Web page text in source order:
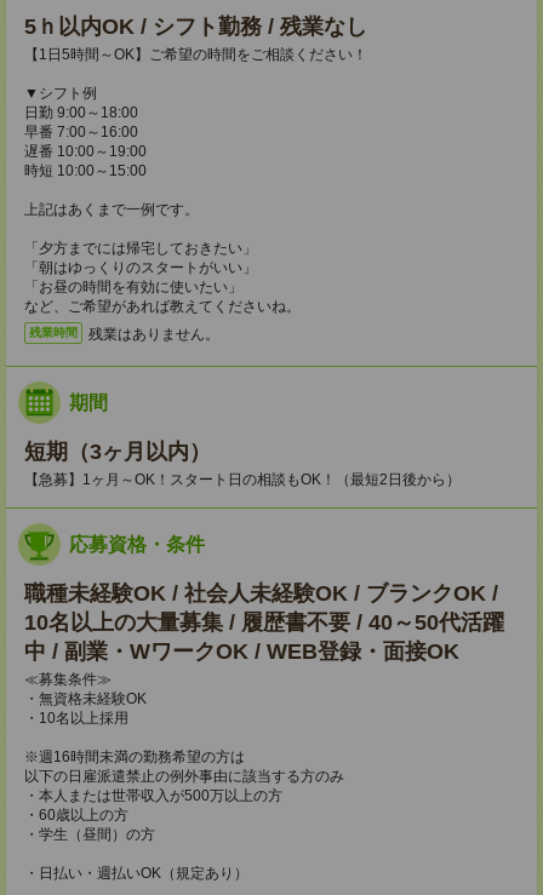
5ｈ以内OK / シフト勤務 / 残業なし
【1日5時間～OK】ご希望の時間をご相談ください！
▼シフト例
日勤 9:00～18:00
早番 7:00～16:00
遅番 10:00～19:00
時短 10:00～15:00
上記はあくまで一例です。
「夕方までには帰宅しておきたい」
「朝はゆっくりのスタートがいい」
「お昼の時間を有効に使いたい」
など、ご希望があれば教えてくださいね。
残業時間 残業はありません。
期間
短期（3ヶ月以内）
【急募】1ヶ月～OK！スタート日の相談もOK！（最短2日後から）
応募資格・条件
職種未経験OK / 社会人未経験OK / ブランクOK /
10名以上の大量募集 / 履歴書不要 / 40～50代活躍
中 / 副業・WワークOK / WEB登録・面接OK
≪募集条件≫
・無資格未経験OK
・10名以上採用
※週16時間未満の勤務希望の方は
以下の日雇派遣禁止の例外事由に該当する方のみ
・本人または世帯収入が500万以上の方
・60歳以上の方
・学生（昼間）の方
・日払い・週払いOK（規定あり）